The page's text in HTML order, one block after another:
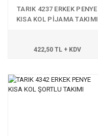
TARIK 4237 ERKEK PENYE
KISA KOL PİJAMA TAKIMI
422,50 TL + KDV